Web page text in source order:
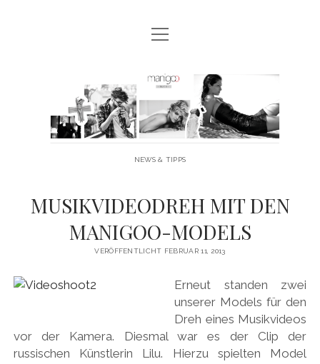
MANIGOO BLOG
MANIGOO MODELS
IMPRESSUM & DATENSCHUTZ
Menü
öffnen
Manigoo
NEWS & TIPPS
MUSIKVIDEODREH MIT DEN
MANIGOO-MODELS
VERÖFFENTLICHT FEBRUAR 11, 2013
Erneut standen zwei
unserer Models für den
Dreh eines Musikvideos
vor der Kamera. Diesmal war es der Clip der
russischen Künstlerin Lilu. Hierzu spielten Model